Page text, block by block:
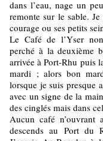
dans l’eau, nage un
remonte sur le sable.
courage ou ses petits
Le Café de l’Yser
perché à la deuxième
arrivée à Port-Rhu puis
mardi ; alors bon
lorsque je suis presque
avec un signe de la
des cinglés mais dans
Aucun café n’ouvrant
descends au Port du